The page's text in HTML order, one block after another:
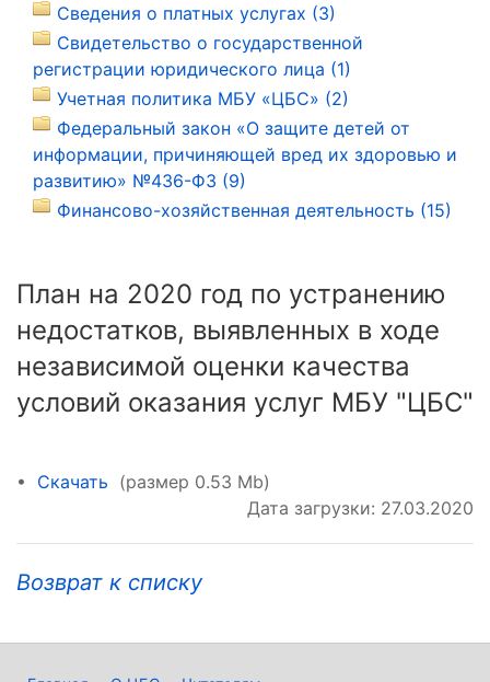
Сведения о платных услугах (3)
Свидетельство о государственной
регистрации юридического лица (1)
Учетная политика МБУ «ЦБС» (2)
Федеральный закон «О защите детей от
информации, причиняющей вред их здоровью и
развитию» №436-ФЗ (9)
Финансово-хозяйственная деятельность (15)
План на 2020 год по устранению
недостатков, выявленных в ходе
независимой оценки качества
условий оказания услуг МБУ "ЦБС"
• Скачать (размер 0.53 Mb)
Дата загрузки: 27.03.2020
Возврат к списку